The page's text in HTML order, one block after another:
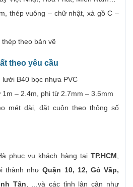
thép vuông – chữ nhật, xà gồ C –
theo bản vẽ
theo yêu cầu
B40 bọc nhựa PVC
– 2.4m, phi từ 2.7mm – 3.5mm
mét dài, đặt cuộn theo thông số
phục vụ khách hàng tại TP.HCM,
thành nhưQuận 10, 12, Gò Vấp,
Tân, ...và các tỉnh lân cận như